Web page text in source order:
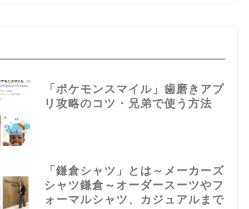
「ポケモンスマイル」歯磨きアプ
リ攻略のコツ・兄弟で使う方法
「鎌倉シャツ」とは～メーカーズ
シャツ鎌倉～オーダースーツやフ
ォーマルシャツ、カジュアルまで